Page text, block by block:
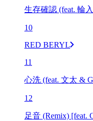
生存確認 (feat. 輪
10
RED BERYL
11
心洗 (feat. 文太 &
12
足音 (Remix) [feat.